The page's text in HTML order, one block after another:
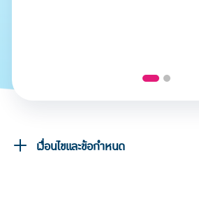
เงื่อนไขและข้อกำหนด